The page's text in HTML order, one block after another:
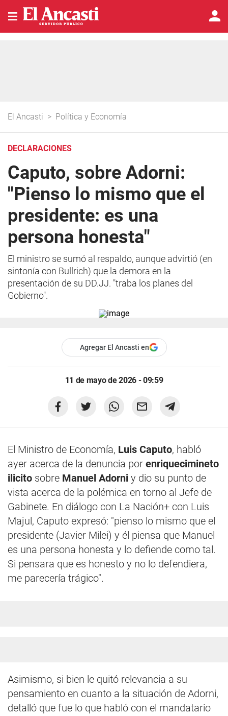
El Ancasti > Política y Economía
DECLARACIONES
Caputo, sobre Adorni:
"Pienso lo mismo que el
presidente: es una
persona honesta"
El ministro se sumó al respaldo, aunque advirtió (en
sintonía con Bullrich) que la demora en la
presentación de su DD.JJ. "traba los planes del
Gobierno".
Agregar El Ancasti en
11 de mayo de 2026 - 09:59
El Ministro de Economía, Luis Caputo, habló
ayer acerca de la denuncia por enriquecimineto
ilicito sobre Manuel Adorni y dio su punto de
vista acerca de la polémica en torno al Jefe de
Gabinete. En diálogo con La Nación+ con Luis
Majul, Caputo expresó: "pienso lo mismo que el
presidente (Javier Milei) y él piensa que Manuel
es una persona honesta y lo defiende como tal.
Si pensara que es honesto y no lo defendiera,
me parecería trágico".
Asimismo, si bien le quitó relevancia a su
pensamiento en cuanto a la situación de Adorni,
detalló que fue lo que habló con el mandatario